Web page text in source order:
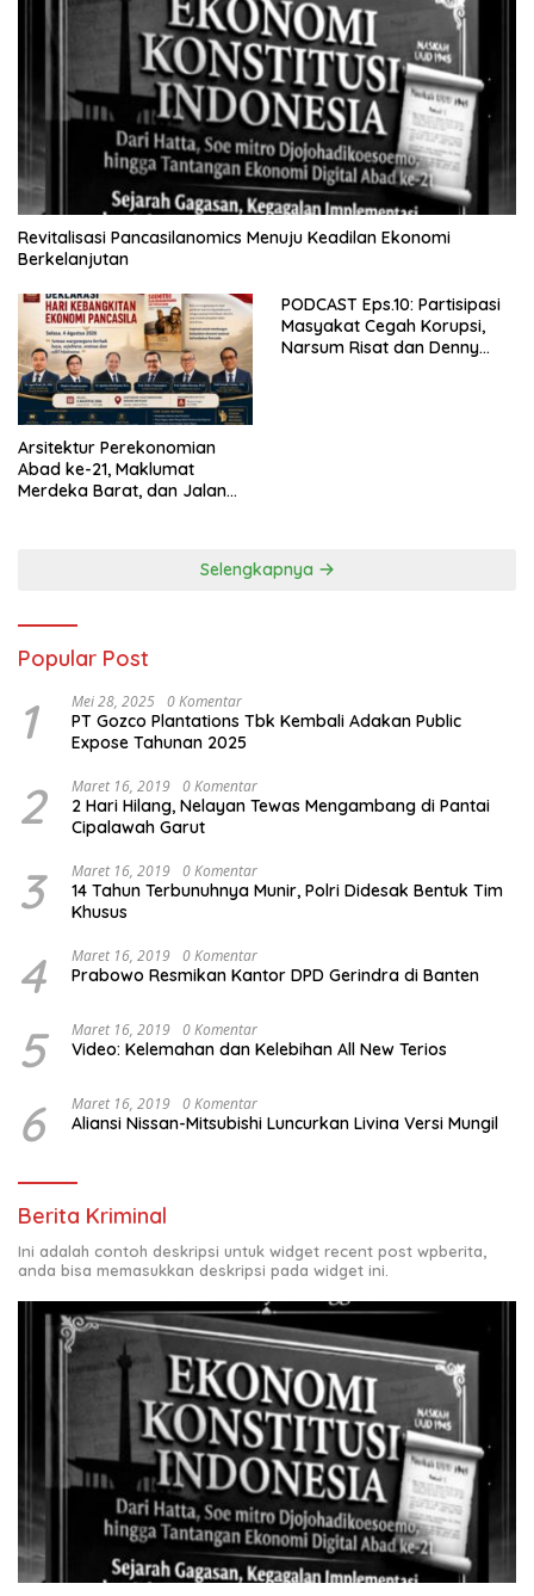
Revitalisasi Pancasilanomics Menuju Keadilan Ekonomi
Berkelanjutan
Arsitektur Perekonomian
Abad ke-21, Maklumat
Merdeka Barat, dan Jalan
PODCAST Eps.10: Partisipasi
Masyakat Cegah Korupsi,
Narsum Risat dan Denny
Selengkapnya
Popular Post
1 Mei 28, 2025 0 Komentar
PT Gozco Plantations Tbk Kembali Adakan Public
Expose Tahunan 2025
2 Maret 16, 2019 0 Komentar
2 Hari Hilang, Nelayan Tewas Mengambang di Pantai
Cipalawah Garut
3 Maret 16, 2019 0 Komentar
14 Tahun Terbunuhnya Munir, Polri Didesak Bentuk Tim
Khusus
4 Maret 16, 2019 0 Komentar
Prabowo Resmikan Kantor DPD Gerindra di Banten
5 Maret 16, 2019 0 Komentar
Video: Kelemahan dan Kelebihan All New Terios
6 Maret 16, 2019 0 Komentar
Aliansi Nissan-Mitsubishi Luncurkan Livina Versi Mungil
Berita Kriminal
Ini adalah contoh deskripsi untuk widget recent post wpberita,
anda bisa memasukkan deskripsi pada widget ini.